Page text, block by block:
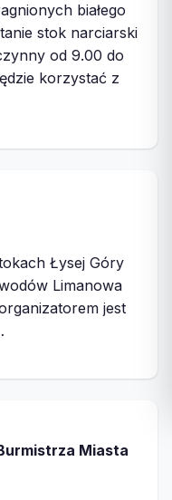
białego
stok narciarski
od 9.00 do
korzystać z
Łysej Góry
Limanowa
jest
Miasta